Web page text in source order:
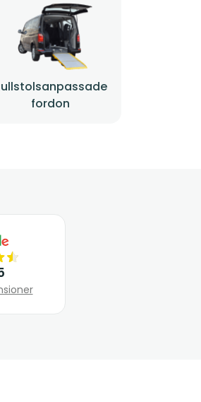
fordon